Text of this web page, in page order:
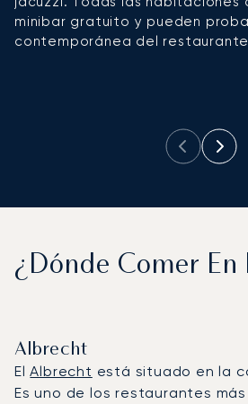
minibar gratuito y pueden
contemporánea del restaurante
¿Dónde Comer En
Albrecht
ElAlbrecht está situado en la
Es uno de los restaurantes